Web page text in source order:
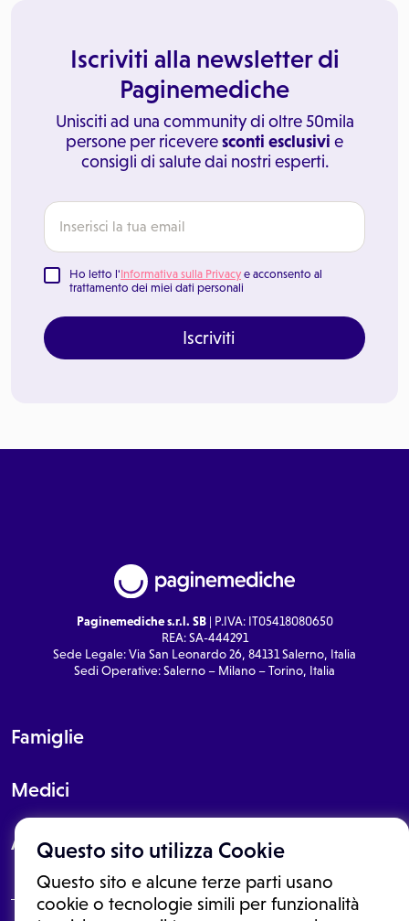
Questo sito utilizza Cookie
Questo sito e alcune terze parti usano
cookie o tecnologie simili per funzionalità
Iscriviti alla newsletter di
Paginemediche
Unisciti ad una community di oltre 50mila
persone per riceveresconti esclusivi e
consigli di salute dai nostri esperti.
Ho letto l'Informativa sulla Privacy e acconsento al
trattamento dei miei dati personali
Iscriviti
Paginemediche s.r.l. SB| P.IVA: IT05418080650
REA: SA-444291
Sede Legale: Via San Leonardo 26, 84131 Salerno, Italia
Sedi Operative: Salerno – Milano – Torino, Italia
Famiglie
Medici
About